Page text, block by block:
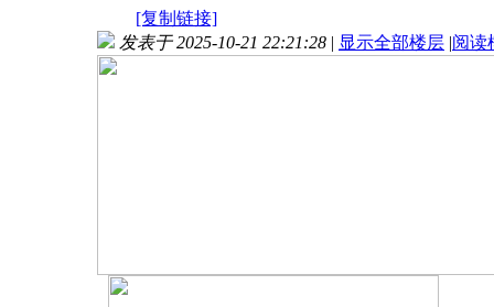
[复制链接]
发表于 2025-10-21 22:21:28 | 显示全部楼层 |阅读